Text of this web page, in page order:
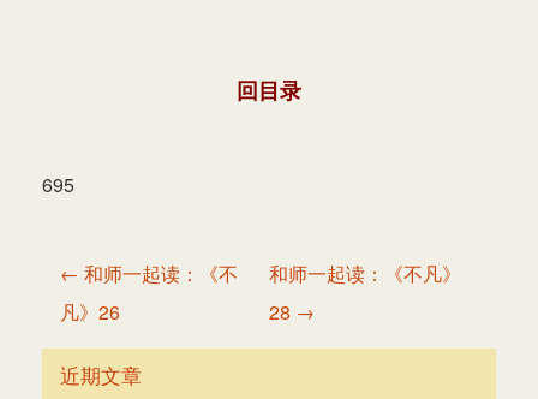
回目录
695
文
章
导
航
← 和师一起读：《不
凡》26
和师一起读：《不凡》
28 →
近期文章